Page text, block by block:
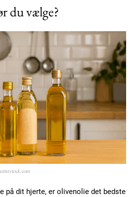
du vælge?
på dit hjerte, er olivenolie det bedste